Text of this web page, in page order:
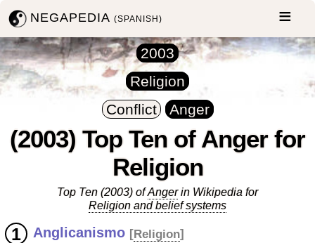
NEGAPEDIA(SPANISH)
2003
Religion
Conflict
Anger
(2003) Top Ten of Anger for
Religion
Top Ten (2003) ofAngerin Wikipedia for
Religion and belief systems
Anglicanismo [Religion]